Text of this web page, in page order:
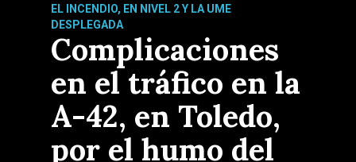
EL INCENDIO, EN NIVEL 2 Y LA UME
DESPLEGADA
Complicaciones
en el tráfico en la
A-42, en Toledo,
por el humo del